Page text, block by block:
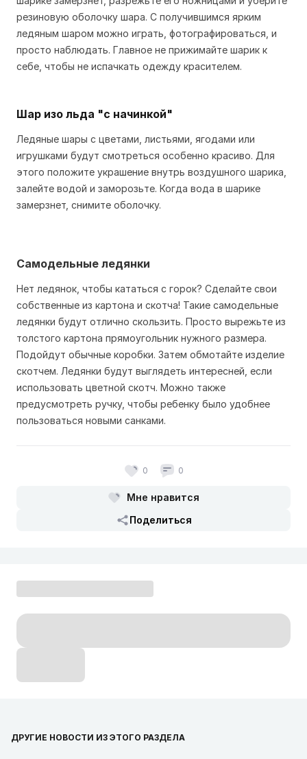
резиновую оболочку шара. С получившимся ярким
ледяным шаром можно играть, фотографироваться, и
просто наблюдать. Главное не прижимайте шарик к
себе, чтобы не испачкать одежду красителем.
Шар изо льда "с начинкой"
Ледяные шары с цветами, листьями, ягодами или
игрушками будут смотреться особенно красиво. Для
этого положите украшение внутрь воздушного шарика,
залейте водой и заморозьте. Когда вода в шарике
замерзнет, снимите оболочку.
Самодельные ледянки
Нет ледянок, чтобы кататься с горок? Сделайте свои
собственные из картона и скотча! Такие самодельные
ледянки будут отлично скользить. Просто вырежьте из
толстого картона прямоугольник нужного размера.
Подойдут обычные коробки. Затем обмотайте изделие
скотчем. Ледянки будут выглядеть интересней, если
использовать цветной скотч. Можно также
предусмотреть ручку, чтобы ребенку было удобнее
пользоваться новыми санками.
0 0
Мне нравится
Поделиться
ДРУГИЕ НОВОСТИ ИЗ ЭТОГО РАЗДЕЛА